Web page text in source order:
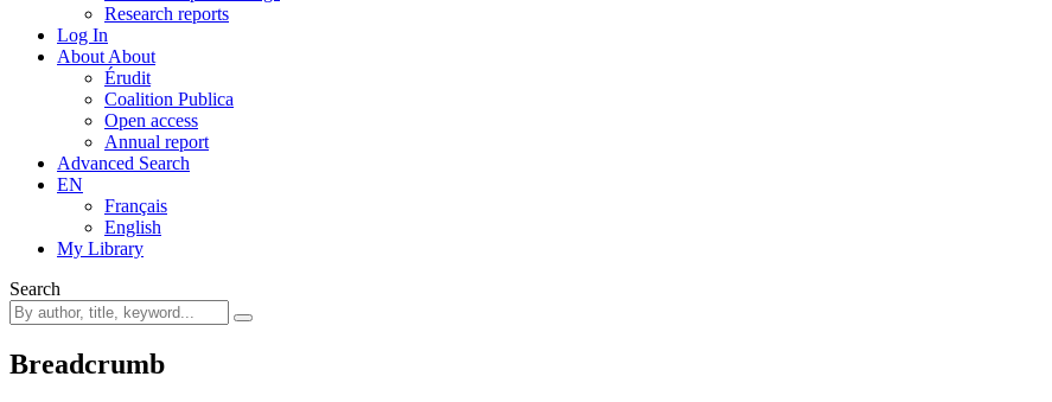
Research reports
Log In
About About
Érudit
Coalition Publica
Open access
Annual report
Advanced Search
EN
Français
English
My Library
Search
Breadcrumb